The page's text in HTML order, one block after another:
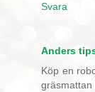
Svara
Anders
Köp en
gräsmattan